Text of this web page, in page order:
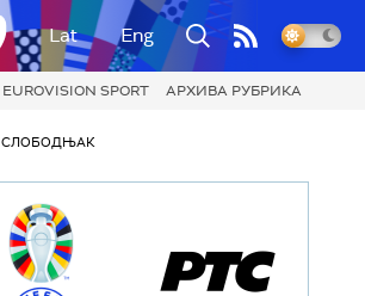
Lat Eng
EUROVISION SPORT АРХИВА РУБРИКА
СЛОБОДЊАК